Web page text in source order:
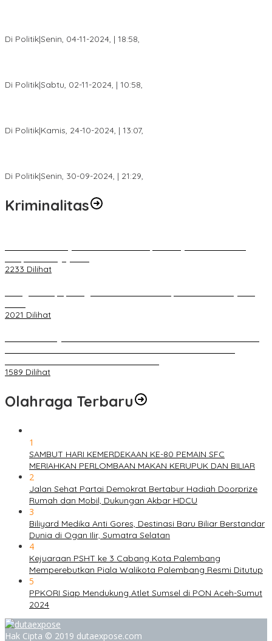
Di Politik|Senin, 04-11-2024, | 18:58,
Di Politik|Sabtu, 02-11-2024, | 10:58,
Di Politik|Kamis, 24-10-2024, | 13:07,
Di Politik|Senin, 30-09-2024, | 21:29,
Kriminalitas
2233 Dilihat
2021 Dilihat
1589 Dilihat
Olahraga Terbaru
1
SAMBUT HARI KEMERDEKAAN KE-80 PEMAIN SFC
MERIAHKAN PERLOMBAAN MAKAN KERUPUK DAN BILIAR
2
Jalan Sehat Partai Demokrat Bertabur Hadiah Doorprize
Rumah dan Mobil, Dukungan Akbar HDCU
3
Biliyard Medika Anti Gores, Destinasi Baru Biliar Berstandar
Dunia di Ogan Ilir, Sumatra Selatan
4
Kejuaraan PSHT ke 3 Cabang Kota Palembang
Memperebutkan Piala Walikota Palembang Resmi Ditutup
5
PPKORI Siap Mendukung Atlet Sumsel di PON Aceh-Sumut
2024
Hak Cipta © 2019 dutaexpose.com